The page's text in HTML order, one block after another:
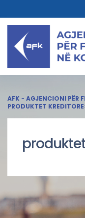
AFK - AGJENCIONI PËR
PRODUKTET KREDITORE